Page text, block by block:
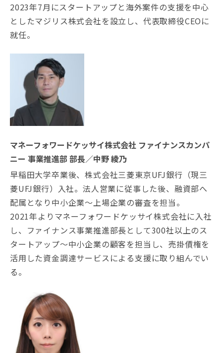
2023年7月にスタートアップと海外案件の支援を中心
としたマジリス株式会社を設立し、代表取締役CEOに
就任。
マネーフォワードケッサイ株式会社 ファイナンスカンパ
ニー 事業推進部 部長／中野 綾乃
早稲田大学卒業後、株式会社三菱東京UFJ銀行（現三
菱UFJ銀行）入社。法人営業に従事した後、融資部へ
配属となり中小企業～上場企業の審査を担当。
2021年よりマネーフォワードケッサイ株式会社に入社
し、ファイナンス事業推進部長として300社以上のス
タートアップ～中小企業の顧客を担当し、売掛債権を
活用した資金調達サービスによる支援に取り組んでい
る。